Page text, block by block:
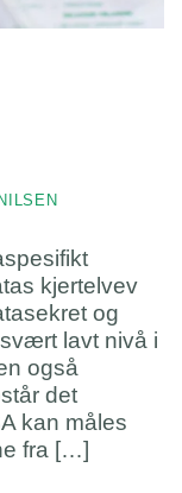
kjertelvev
og
lavt nivå i
også
det
kan måles
fra […]